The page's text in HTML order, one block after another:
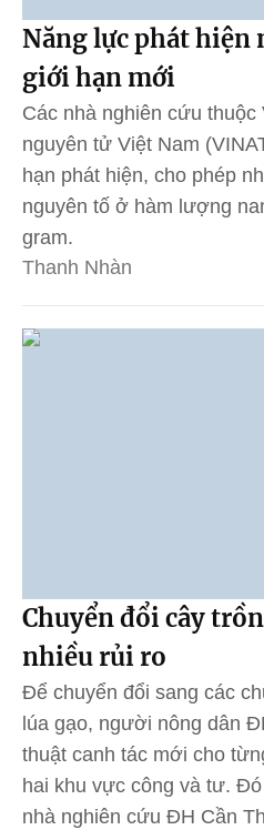
Năng lực phát hiện
giới hạn mới
Các nhà nghiên cứu
nguyên tử Việt Nam
hạn phát hiện, cho phép
nguyên tố ở hàm lượng
gram.
Thanh Nhàn
Chuyển đổi cây
nhiều rủi ro
Để chuyển đổi sang các
lúa gạo, người nông dân
thuật canh tác mới cho
hai khu vực công và tư.
nhà nghiên cứu ĐH Cần